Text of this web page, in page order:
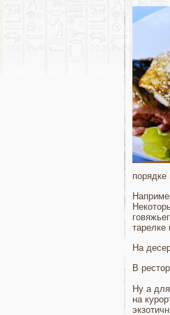
порядке
тарелке
На
В
Ну а
на